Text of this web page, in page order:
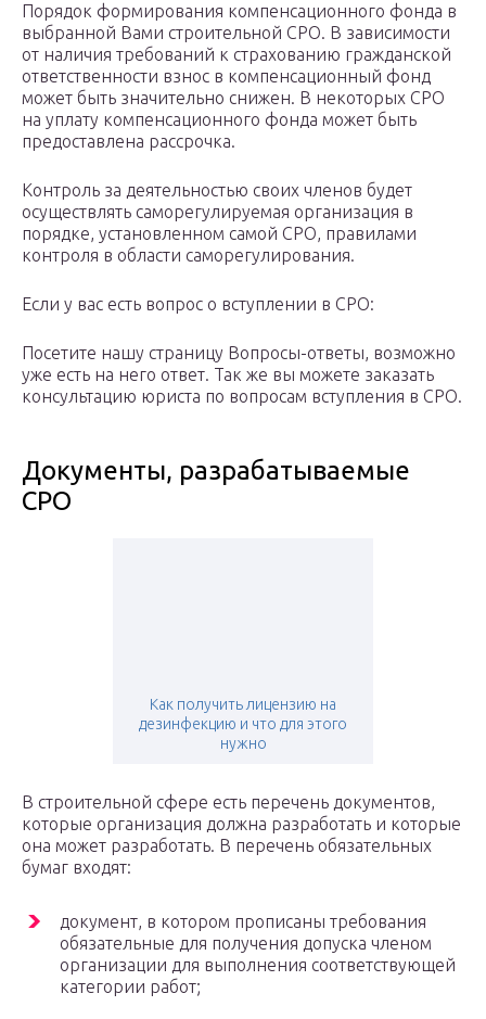
Порядок формирования компенсационного фонда в
выбранной Вами строительной СРО. В зависимости
от наличия требований к страхованию гражданской
ответственности взнос в компенсационный фонд
может быть значительно снижен. В некоторых СРО
на уплату компенсационного фонда может быть
предоставлена рассрочка.
Контроль за деятельностью своих членов будет
осуществлять саморегулируемая организация в
порядке, установленном самой СРО, правилами
контроля в области саморегулирования.
Если у вас есть вопрос о вступлении в СРО:
Посетите нашу страницу Вопросы-ответы, возможно
уже есть на него ответ. Так же вы можете заказать
консультацию юриста по вопросам вступления в СРО.
Документы, разрабатываемые
СРО
Как получить лицензию на
дезинфекцию и что для этого
нужно
В строительной сфере есть перечень документов,
которые организация должна разработать и которые
она может разработать. В перечень обязательных
бумаг входят:
документ, в котором прописаны требования
обязательные для получения допуска членом
организации для выполнения соответствующей
категории работ;